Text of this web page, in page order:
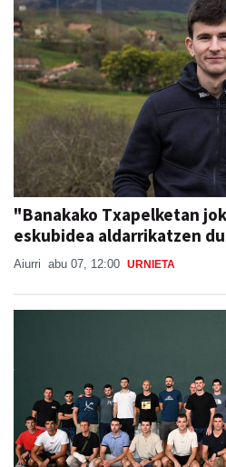
"Banakako Txapelketan
eskubidea aldarrikatzen
Aiurri abu 07, 12:00 URNIETA